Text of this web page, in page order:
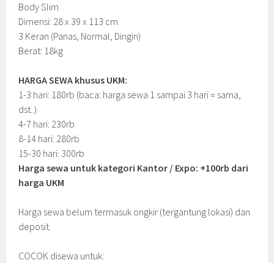
Body Slim
Dimensi: 28 x 39 x 113 cm
3 Keran (Panas, Normal, Dingin)
Berat: 18kg
HARGA SEWA khusus UKM:
1-3 hari: 180rb (baca: harga sewa 1 sampai 3 hari = sama,
dst..)
4-7 hari: 230rb
8-14 hari: 280rb
15-30 hari: 300rb
Harga sewa untuk kategori Kantor / Expo: +100rb dari
harga UKM
Harga sewa belum termasuk ongkir (tergantung lokasi) dan
deposit.
COCOK disewa untuk: